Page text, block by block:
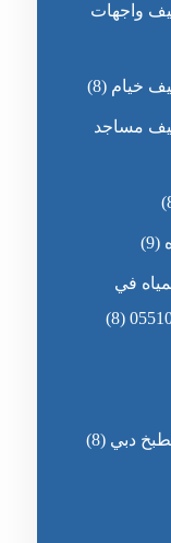
واجهات
خيام (8)
مساجد
(9)
في
(8)
دبي (8)